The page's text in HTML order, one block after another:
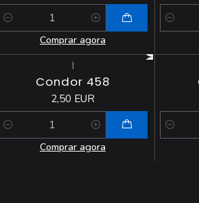
Comprar agora
|
Condor 458
2,50 EUR
Comprar agora